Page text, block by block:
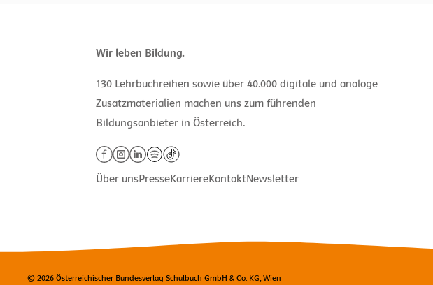
Wir leben Bildung.
130 Lehrbuchreihen sowie über 40.000 digitale und analoge
Zusatzmaterialien machen uns zum führenden
Bildungsanbieter in Österreich.
Über unsPresseKarriereKontaktNewsletter
© 2026 Österreichischer Bundesverlag Schulbuch GmbH & Co. KG, Wien